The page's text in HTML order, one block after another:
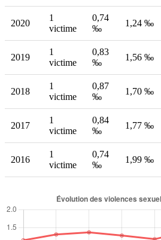
2020
1
victime
0,74
‰
1,24 ‰
2019
1
victime
0,83
‰
1,56 ‰
2018
1
victime
0,87
‰
1,70 ‰
2017
1
victime
0,84
‰
1,77 ‰
2016
1
victime
0,74
‰
1,99 ‰